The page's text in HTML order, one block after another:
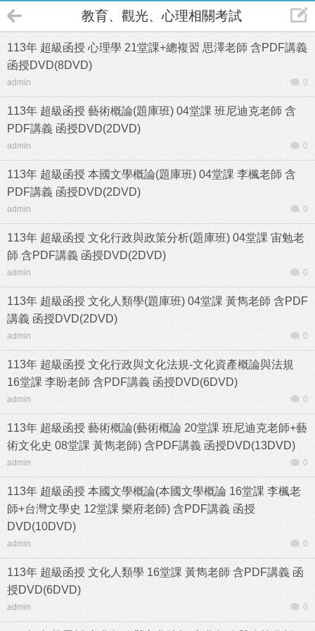
教育、觀光、心理相關考試
113年 超級函授 心理學 21堂課+總複習 思澤老師 含PDF講義
函授DVD(8DVD)
admin 0
113年 超級函授 藝術概論(題庫班) 04堂課 班尼迪克老師 含
PDF講義 函授DVD(2DVD)
admin 0
113年 超級函授 本國文學概論(題庫班) 04堂課 李楓老師 含
PDF講義 函授DVD(2DVD)
admin 0
113年 超級函授 文化行政與政策分析(題庫班) 04堂課 宙勉老
師 含PDF講義 函授DVD(2DVD)
admin 0
113年 超級函授 文化人類學(題庫班) 04堂課 黃雋老師 含PDF
講義 函授DVD(2DVD)
admin 0
113年 超級函授 文化行政與文化法規-文化資產概論與法規
16堂課 李盼老師 含PDF講義 函授DVD(6DVD)
admin 0
113年 超級函授 藝術概論(藝術概論 20堂課 班尼迪克老師+藝
術文化史 08堂課 黃雋老師) 含PDF講義 函授DVD(13DVD)
admin 0
113年 超級函授 本國文學概論(本國文學概論 16堂課 李楓老
師+台灣文學史 12堂課 樂府老師) 含PDF講義 函授
DVD(10DVD)
admin 0
113年 超級函授 文化人類學 16堂課 黃雋老師 含PDF講義 函
授DVD(6DVD)
admin 0